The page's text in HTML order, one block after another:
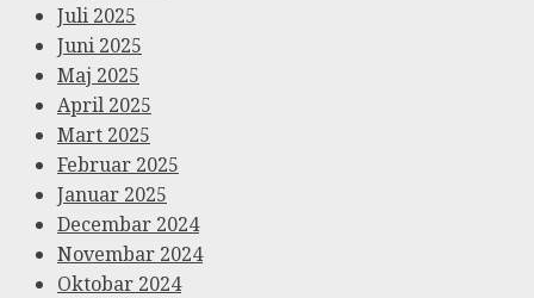
Juli 2025
Juni 2025
Maj 2025
April 2025
Mart 2025
Februar 2025
Januar 2025
Decembar 2024
Novembar 2024
Oktobar 2024